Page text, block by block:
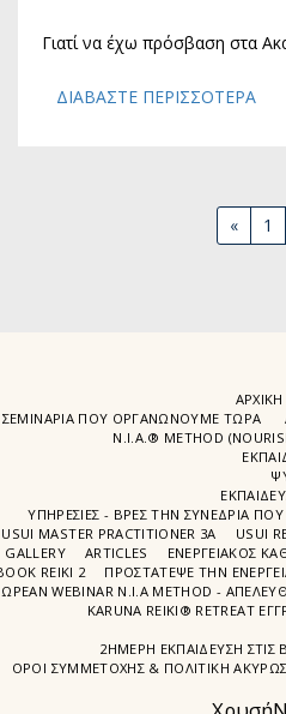
Γιατί να έχω πρόσβαση στα
ΔΙΑΒΆΣΤΕ ΠΕΡΙΣΣΌΤΕΡΑ
« 1
ΣΕΜΙΝΆΡΙΑ ΠΟΥ ΟΡΓΑΝΏΝΟΥΜΕ ΤΩΡΑ
N.I.A.® METHOD
ΥΠΗΡΕΣΙΕΣ - ΒΡΕΣ ΤΗΝ ΣΥΝΕΔΡΙΑ ΠΟΥ
USUI MASTER PRACTITIONER 3A
USUI
GALLERY
ARTICLES
ΕΝΕΡΓΕΙΑΚΟΣ
REIKI 2
ΠΡΟΣΤΆΤΕΨΕ ΤΗΝ
WEBINAR Ν.Ι.Α METHOD -
KARUNA REIKI® RETREAT
2ΗΜΕΡΗ ΕΚΠΑΊΔΕΥΣΗ ΣΤΙΣ
ΌΡΟΙ ΣΥΜΜΕΤΟΧΉΣ & ΠΟΛΙΤΙΚΉ